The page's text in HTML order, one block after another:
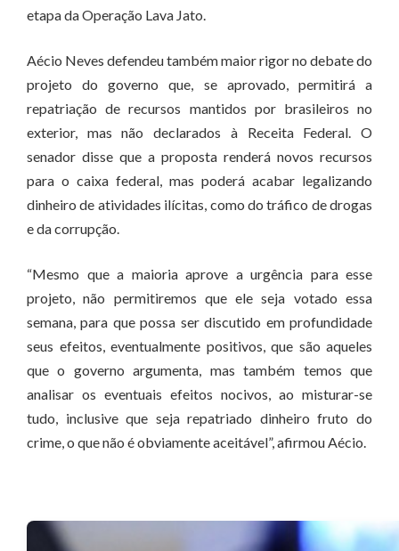
etapa da Operação Lava Jato.
Aécio Neves defendeu também maior rigor no debate do
projeto do governo que, se aprovado, permitirá a
repatriação de recursos mantidos por brasileiros no
exterior, mas não declarados à Receita Federal. O
senador disse que a proposta renderá novos recursos
para o caixa federal, mas poderá acabar legalizando
dinheiro de atividades ilícitas, como do tráfico de drogas
e da corrupção.
“Mesmo que a maioria aprove a urgência para esse
projeto, não permitiremos que ele seja votado essa
semana, para que possa ser discutido em profundidade
seus efeitos, eventualmente positivos, que são aqueles
que o governo argumenta, mas também temos que
analisar os eventuais efeitos nocivos, ao misturar-se
tudo, inclusive que seja repatriado dinheiro fruto do
crime, o que não é obviamente aceitável”, afirmou Aécio.